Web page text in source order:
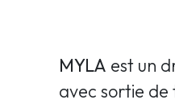
MYLA est un
avec sortie de